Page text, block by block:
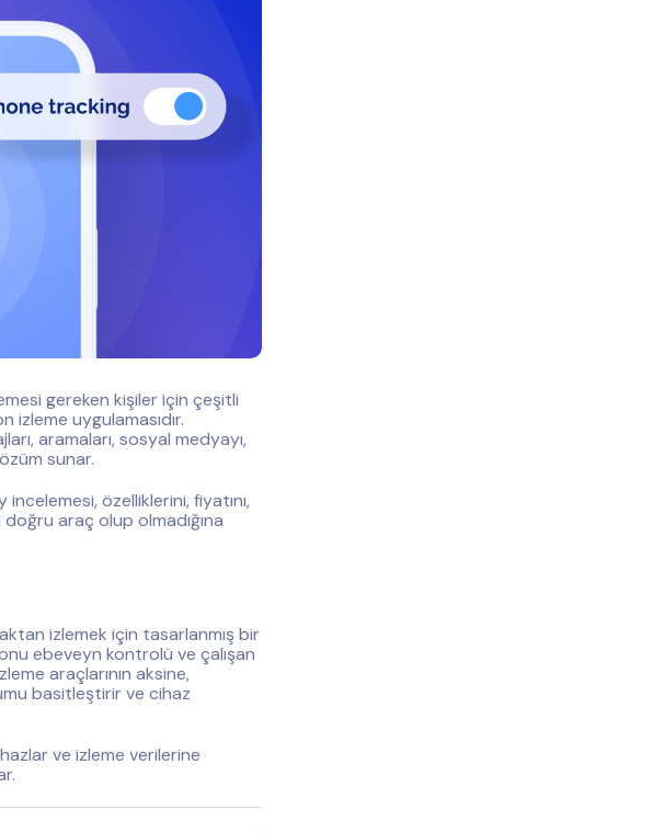
gereken kişiler için çeşitli
izleme uygulamasıdır.
aramaları, sosyal medyayı,
sunar.
özelliklerini, fiyatını,
doğru araç olup olmadığına
izlemek için tasarlanmış bir
ebeveyn kontrolü ve çalışan
araçlarının aksine,
basitleştirir ve cihaz
ve izleme verilerine